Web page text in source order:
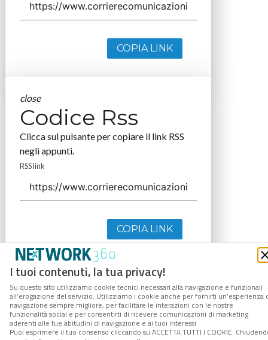
I tuoi contenuti, la tua privacy!
Su questo sito utilizziamo cookie tecnici necessari alla navigazione e funzionali
all’erogazione del servizio. Utilizziamo i cookie anche per fornirti un’esperienza
navigazione sempre migliore, per facilitare le interazioni con le nostre
funzionalità social e per consentirti di ricevere comunicazioni di marketing
aderenti alle tue abitudini di navigazione e ai tuoi interessi.
Puoi esprimere il tuo consenso cliccando su ACCETTA TUTTI I COOKIE.
COPIA LINK
close
Codice Rss
Clicca sul pulsante per copiare il link RSS
negli appunti.
RSS link
COPIA LINK